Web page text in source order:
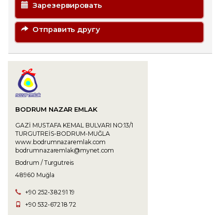
Зарезервировать
Отправить другу
BODRUM NAZAR EMLAK
GAZİ MUSTAFA KEMAL BULVARI NO:13/1
TURGUTREİS-BODRUM-MUĞLA
www.bodrumnazaremlak.com
bodrumnazaremlak@mynet.com
Bodrum / Turgutreis
48960 Muğla
+90 252-382 91 19
+90 532-672 18 72